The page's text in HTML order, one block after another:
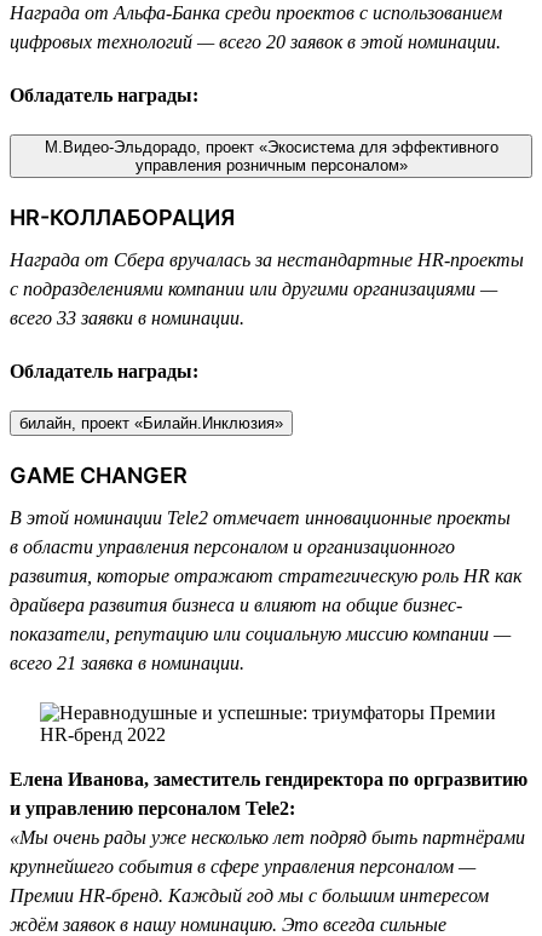
Награда от Альфа-Банка среди проектов с использованием
цифровых технологий — всего 20 заявок в этой номинации.
Обладатель награды:
М.Видео-Эльдорадо, проект «Экосистема для эффективного
управления розничным персоналом»
HR-КОЛЛАБОРАЦИЯ
Награда от Сбера вручалась за нестандартные HR-проекты
с подразделениями компании или другими организациями —
всего 33 заявки в номинации.
Обладатель награды:
билайн, проект «Билайн.Инклюзия»
GAME CHANGER
В этой номинации Tele2 отмечает инновационные проекты
в области управления персоналом и организационного
развития, которые отражают стратегическую роль HR как
драйвера развития бизнеса и влияют на общие бизнес-
показатели, репутацию или социальную миссию компании —
всего 21 заявка в номинации.
Елена Иванова, заместитель гендиректора по оргразвитию
и управлению персоналом Tele2:
«Мы очень рады уже несколько лет подряд быть партнёрами
крупнейшего события в сфере управления персоналом —
Премии HR-бренд. Каждый год мы с большим интересом
ждём заявок в нашу номинацию. Это всегда сильные